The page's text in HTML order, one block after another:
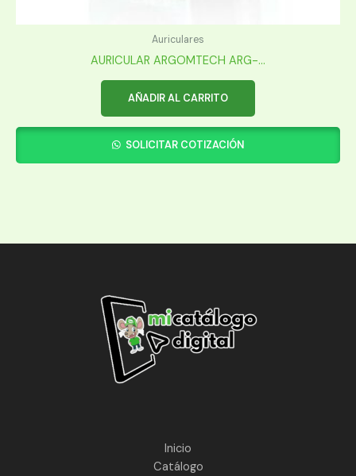
Auriculares
AURICULAR ARGOMTECH ARG-...
AÑADIR AL CARRITO
SOLICITAR COTIZACIÓN
Inicio
Catálogo